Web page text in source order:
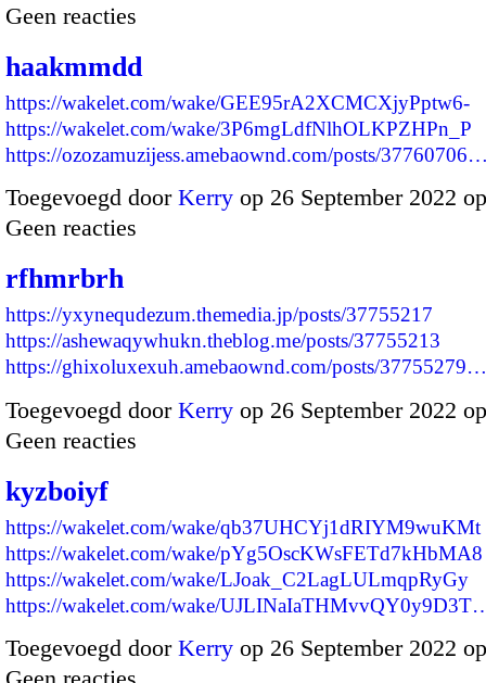
Geen reacties
haakmmdd
https://wakelet.com/wake/GEE95rA2XCMCXjyPptw6-
https://wakelet.com/wake/3P6mgLdfNlhOLKPZHPn_P
https://ozozamuzijess.amebaownd.com/posts/
Toegevoegd door Kerry op 26 September 2022
Geen reacties
rfhmrbrh
https://yxynequdezum.themedia.jp/posts/37755217
https://ashewaqywhukn.theblog.me/posts/37755213
https://ghixoluxexuh.amebaownd.com/posts/37755279…
Toegevoegd door Kerry op 26 September 2022
Geen reacties
kyzboiyf
https://wakelet.com/wake/qb37UHCYj1dRIYM9wuKMt
https://wakelet.com/wake/pYg5OscKWsFETd7kHbMA8
https://wakelet.com/wake/LJoak_C2LagLULmqpRyGy
https://wakelet.com/wake/
Toegevoegd door Kerry op 26 September 2022